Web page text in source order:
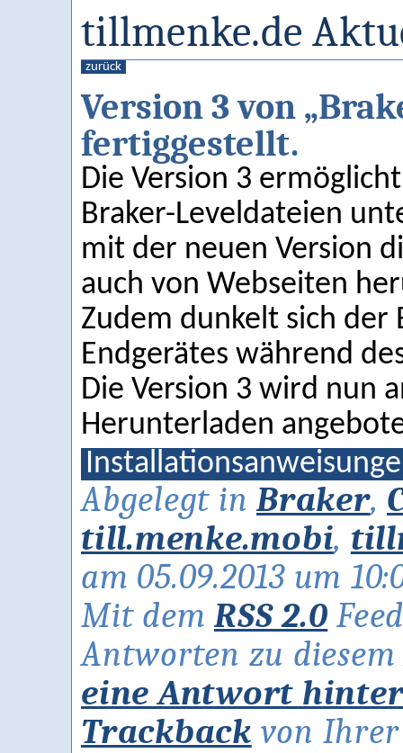
tillmenke.de
zurück
Version 3 von
fertiggestellt.
Die Version 3
Braker-Leveldateien
mit der neuen Version
auch von Webseiten
Zudem dunkelt sich der
Endgerätes während
Die Version 3 wird nun
Herunterladen
Abgelegt inBraker,
till.menke.mobi,
am 05.09.2013 um
Mit demRSS 2.0
Antworten zu
eine Antwort
Trackback von Ihrer